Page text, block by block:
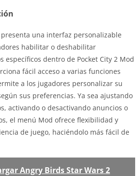
una interfaz personalizable
habilitar o deshabilitar
específicos dentro de Pocket City 2 Mod
fácil acceso a varias funciones
a los jugadores personalizar su
sus preferencias. Ya sea ajustando
activando o desactivando anuncios o
el menú Mod ofrece flexibilidad y
de juego, haciéndolo más fácil de
Angry Birds Star Wars 2